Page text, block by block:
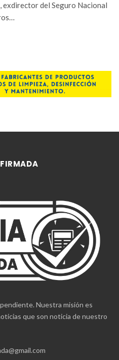
exdirector del Seguro Nacional
Nuestra misión es
que son noticia de nuestro